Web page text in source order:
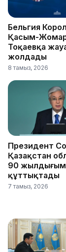
Бельгия
Қасым-
Тоқаевқа
жолдады
8 тамыз, 2026
Президент
Қазақстан
90
құттықтады
7 тамыз, 2026